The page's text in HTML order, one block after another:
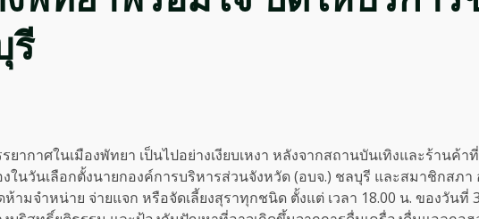
รี
ยากาศในเมืองพัทยา เป็นไปอย่างเงียบเหงา หลังจากสถานบันเทิงและร้าน
งในวันเลือกตั้งนายกองค์การบริหารส่วนจังหวัด (อบจ.) ชลบุรี และสมาชิกสภา
ามจำหน่าย จ่ายแจก หรือจัดเลี้ยงสุราทุกชนิด ตั้งแต่ เวลา 18.00 น. ของวัน